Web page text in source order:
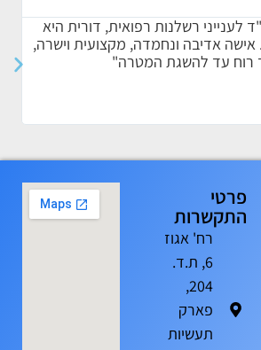
לענייני רשלנות רפואית, דורית היא
אדיבה ונחמדה, מקצועית וישרה,
רוח עד להשגת המטרה"
פרטי
התקשרות
רח' אגוז
6, ת.ד.
204,
פארק
תעשיות